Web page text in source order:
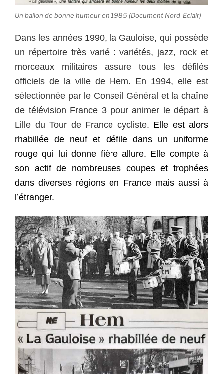
Un ballon de bonne humeur en 1985 (Document Nord-Eclair)
Dans les années 1990, la Gauloise, qui possède
un répertoire très varié : variétés, jazz, rock et
morceaux militaires assure tous les défilés
officiels de la ville de Hem. En 1994, elle est
sélectionnée par le Conseil Général et la chaîne
de télévision France 3 pour animer le départ à
Lille du Tour de France cycliste. Elle est alors
rhabillée de neuf et défile dans un uniforme
rouge qui lui donne fière allure. Elle compte à
son actif de nombreuses coupes et trophées
dans diverses régions en France mais aussi à
l’étranger.